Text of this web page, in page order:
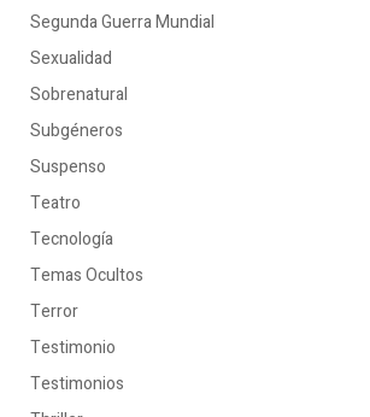
Segunda Guerra Mundial
Sexualidad
Sobrenatural
Subgéneros
Suspenso
Teatro
Tecnología
Temas Ocultos
Terror
Testimonio
Testimonios